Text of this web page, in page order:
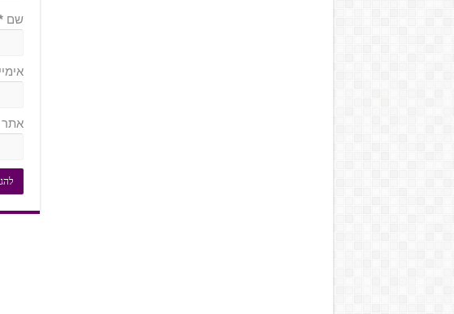
שם
אתר